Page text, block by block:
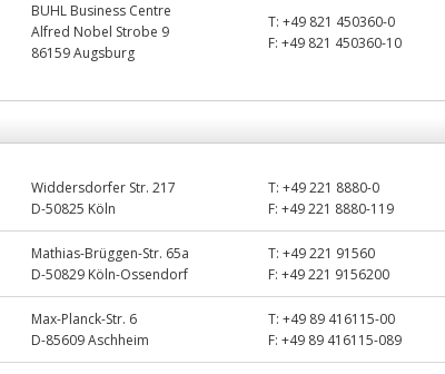
BUHL Business Centre
Alfred Nobel Strobe 9
86159 Augsburg
T:+49 821 450360-0
F:+49 821 450360-10
Widdersdorfer Str. 217
D-50825 Köln
T:+49 221 8880-0
F:+49 221 8880-119
Mathias-Brüggen-Str. 65a
D-50829 Köln-Ossendorf
T:+49 221 91560
F:+49 221 9156200
Max-Planck-Str. 6
D-85609 Aschheim
T:+49 89 416115-00
F:+49 89 416115-089